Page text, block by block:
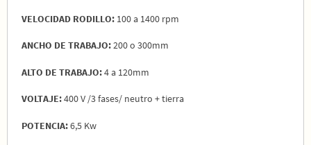
VELOCIDAD RODILLO: 100 a 1400 rpm
ANCHO DE TRABAJO:200 o 300mm
ALTO DE TRABAJO:4 a 120mm
VOLTAJE:400 V /3 fases/ neutro + tierra
POTENCIA:6,5 Kw